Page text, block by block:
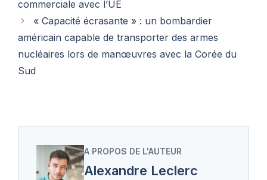
commerciale avec l’UE
« Capacité écrasante » : un bombardier
américain capable de transporter des armes
nucléaires lors de manœuvres avec la Corée du
Sud
A PROPOS DE L'AUTEUR
Alexandre Leclerc